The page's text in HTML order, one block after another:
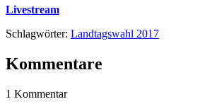
Livestream
Schlagwörter: Landtagswahl 2017
Kommentare
1 Kommentar